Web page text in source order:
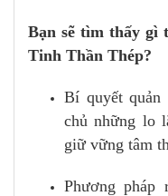
Bạn sẽ tìm thấy gì
Tinh Thần Thép?
Bí quyết
chủ những lo
giữ vững tâm
Phương pháp